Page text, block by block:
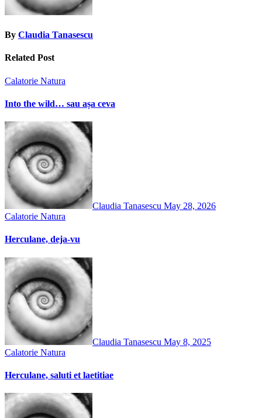
By Claudia Tanasescu
Related Post
Calatorie Natura
Into the wild… sau așa ceva
Claudia Tanasescu May 28, 2026
Calatorie Natura
Herculane, deja-vu
Claudia Tanasescu May 8, 2025
Calatorie Natura
Herculane, saluti et laetitiae